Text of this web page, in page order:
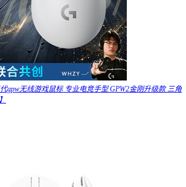
gpw无线游戏鼠标 专业电竞手型 GPW2金刚升级款 三角